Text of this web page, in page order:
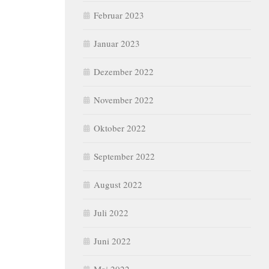
Februar 2023
Januar 2023
Dezember 2022
November 2022
Oktober 2022
September 2022
August 2022
Juli 2022
Juni 2022